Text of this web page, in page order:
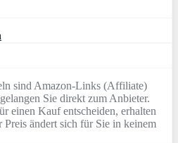
sind Amazon-Links (Affiliate)
Sie direkt zum Anbieter.
einen Kauf entscheiden, erhalten
ändert sich für Sie in keinem